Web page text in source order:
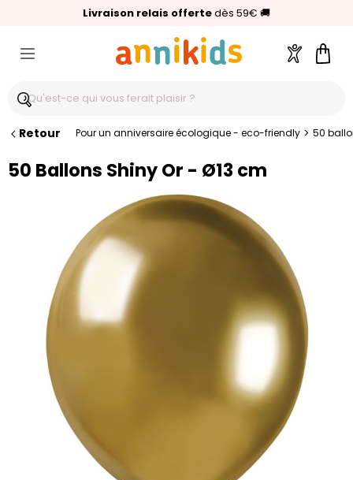
Livraison relais offertedès 59€ 🚚
🥇Palmarès Capital 2025 :Annikids N°1
⭐⭐⭐⭐⭐4,6/5(24 000 avis clients)
Compte
Retour Pour un anniversaire écologique - eco-friendly > 50
50 Ballons Shiny Or - Ø13 cm